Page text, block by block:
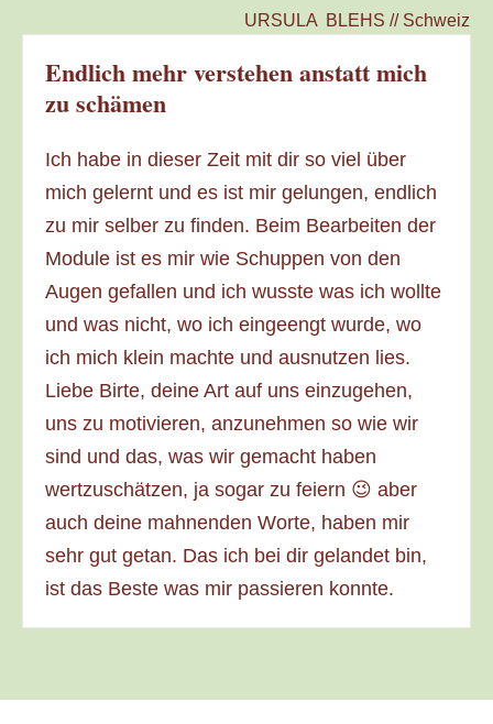
URSULA BLEHS // Schweiz
Endlich mehr verstehen anstatt mich
zu schämen
Ich habe in dieser Zeit mit dir so viel über
mich gelernt und es ist mir gelungen, endlich
zu mir selber zu finden. Beim Bearbeiten der
Module ist es mir wie Schuppen von den
Augen gefallen und ich wusste was ich wollte
und was nicht, wo ich eingeengt wurde, wo
ich mich klein machte und ausnutzen lies.
Liebe Birte, deine Art auf uns einzugehen,
uns zu motivieren, anzunehmen so wie wir
sind und das, was wir gemacht haben
wertzuschätzen, ja sogar zu feiern 😉 aber
auch deine mahnenden Worte, haben mir
sehr gut getan. Das ich bei dir gelandet bin,
ist das Beste was mir passieren konnte.